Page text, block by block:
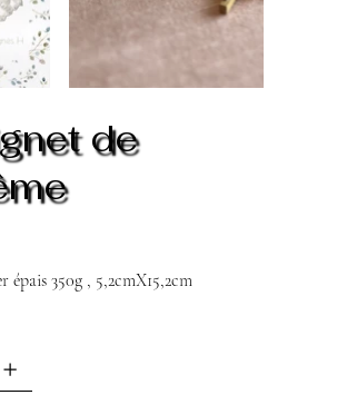
de
épais 350g , 5,2cmX15,2cm